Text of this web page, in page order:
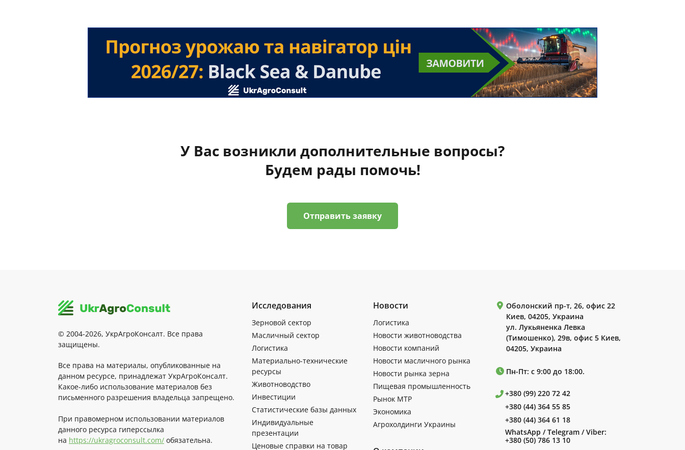
У Вас возникли дополнительные вопросы?
Будем рады помочь!
Отправить заявку
© 2004-2026, УкрАгроКонсалт. Все права
защищены.
Все права на материалы, опубликованные на
данном ресурсе, принадлежат УкрАгроКонсалт.
Какое-либо использование материалов без
письменного разрешения владельца запрещено.
При правомерном использовании материалов
данного ресурса гиперссылка
на https://ukragroconsult.com/ обязательна.
Исследования
Зерновой сектор
Масличный сектор
Логистика
Материально-технические
ресурсы
Животноводство
Инвестиции
Статистические базы данных
Индивидуальные
презентации
Ценовые справки на товар
Новости
Логистика
Новости животноводства
Новости компаний
Новости масличного рынка
Новости рынка зерна
Пищевая промышленность
Рынок МТР
Экономика
Агрохолдинги Украины
Оболонский пр-т, 26, офис 22
Киев, 04205, Украина
ул. Лукьяненка Левка
(Тимошенко), 29в, офис 5 Киев,
04205, Украина
Пн-Пт: с 9:00 до 18:00.
+380 (99) 220 72 42
+380 (44) 364 55 85
+380 (44) 364 61 18
WhatsApp / Telegram / Viber:
+380 (50) 786 13 10